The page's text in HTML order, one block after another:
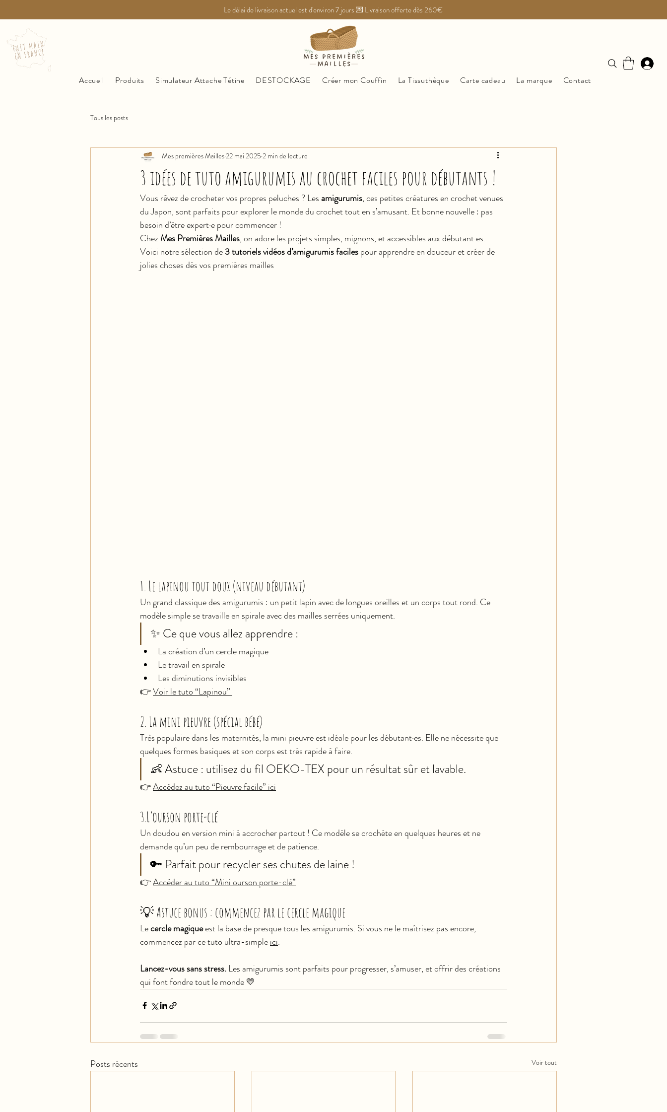
Le délai de livraison actuel est d'environ 7 jours 💌 Livraison offerte dès 260€
Accueil Produits Simulateur Attache Tétine DESTOCKAGE Créer mon Couffin La Tissuthèque Carte cadeau La marque Contact
Tous les posts
3 idées de tuto amigurumis au crochet faciles pour débutants !
Mes premières Mailles22 mai 2025 2 min de lecture
Vous rêvez de crocheter vos propres peluches ? Les amigurumis, ces petites créatures en crochet venues
du Japon, sont parfaits pour explorer le monde du crochet tout en s’amusant. Et bonne nouvelle : pas
besoin d’être expert·e pour commencer !
Chez Mes Premières Mailles, on adore les projets simples, mignons, et accessibles aux débutant·es.
Voici notre sélection de 3 tutoriels vidéos d’amigurumis faciles pour apprendre en douceur et créer de
jolies choses dès vos premières mailles
1. Le lapinou tout doux (niveau débutant)
Un grand classique des amigurumis : un petit lapin avec de longues oreilles et un corps tout rond. Ce
modèle simple se travaille en spirale avec des mailles serrées uniquement.
✨ Ce que vous allez apprendre :
La création d’un cercle magique
Le travail en spirale
Les diminutions invisibles
👉 Voir le tuto “Lapinou”
2. La mini pieuvre (spécial bébé)
Très populaire dans les maternités, la mini pieuvre est idéale pour les débutant·es. Elle ne nécessite que
quelques formes basiques et son corps est très rapide à faire.
👶 Astuce : utilisez du fil OEKO-TEX pour un résultat sûr et lavable.
👉 Accédez au tuto “Pieuvre facile” ici
3.L’ourson porte-clé
Un doudou en version mini à accrocher partout ! Ce modèle se crochète en quelques heures et ne
demande qu’un peu de rembourrage et de patience.
🔑 Parfait pour recycler ses chutes de laine !
👉 Accéder au tuto “Mini ourson porte-clé”
💡 Astuce bonus : commencez par le cercle magique
Le cercle magique est la base de presque tous les amigurumis. Si vous ne le maîtrisez pas encore,
commencez par ce tuto ultra-simple ici.
Lancez-vous sans stress. Les amigurumis sont parfaits pour progresser, s’amuser, et offrir des créations
qui font fondre tout le monde 💛
Posts récents Voir tout